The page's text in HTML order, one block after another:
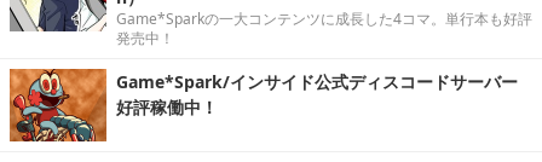
Game*Sparkの一大コンテンツに成長した4コマ。単行本も好評
発売中！
Game*Spark/インサイド公式ディスコードサーバー
好評稼働中！